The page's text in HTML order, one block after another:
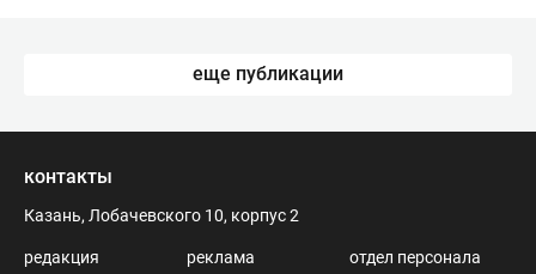
еще публикации
контакты
Казань, Лобачевского 10, корпус 2
редакция
реклама
отдел персонала